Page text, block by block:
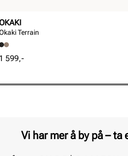
Terrain
Pris
1 599,-
Vi har mer å by på –